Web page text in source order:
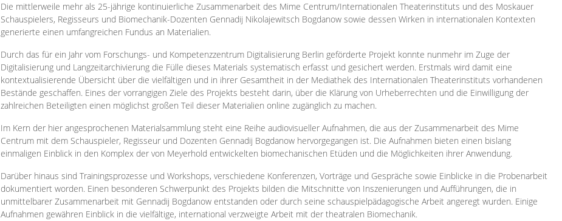
Die mittlerweile mehr als 25-jährige kontinuierliche Zusammenarbeit des Mime Centrum/Internationalen Theaterinstituts und des Moskauer
Schauspielers, Regisseurs und Biomechanik-Dozenten Gennadij Nikolajewitsch Bogdanow sowie dessen Wirken in internationalen Kontexten
generierte einen umfangreichen Fundus an Materialien.
Durch das für ein Jahr vom Forschungs- und Kompetenzzentrum Digitalisierung Berlin geförderte Projekt konnte nunmehr im Zuge der
Digitalisierung und Langzeitarchivierung die Fülle dieses Materials systematisch erfasst und gesichert werden. Erstmals wird damit eine
kontextualisierende Übersicht über die vielfältigen und in ihrer Gesamtheit in der Mediathek des Internationalen Theaterinstituts vorhandenen
Bestände geschaffen. Eines der vorrangigen Ziele des Projekts besteht darin, über die Klärung von Urheberrechten und die Einwilligung der
zahlreichen Beteiligten einen möglichst großen Teil dieser Materialien online zugänglich zu machen.
Im Kern der hier angesprochenen Materialsammlung steht eine Reihe audiovisueller Aufnahmen, die aus der Zusammenarbeit des Mime
Centrum mit dem Schauspieler, Regisseur und Dozenten Gennadij Bogdanow hervorgegangen ist. Die Aufnahmen bieten einen bislang
einmaligen Einblick in den Komplex der von Meyerhold entwickelten biomechanischen Etüden und die Möglichkeiten ihrer Anwendung.
Darüber hinaus sind Trainingsprozesse und Workshops, verschiedene Konferenzen, Vorträge und Gespräche sowie Einblicke in die Probenarbeit
dokumentiert worden. Einen besonderen Schwerpunkt des Projekts bilden die Mitschnitte von Inszenierungen und Aufführungen, die in
unmittelbarer Zusammenarbeit mit Gennadij Bogdanow entstanden oder durch seine schauspielpädagogische Arbeit angeregt wurden. Einige
Aufnahmen gewähren Einblick in die vielfältige, international verzweigte Arbeit mit der theatralen Biomechanik.